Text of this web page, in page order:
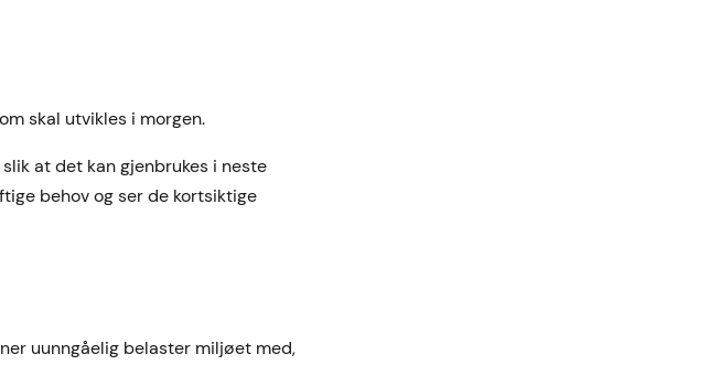
skal utvikles i morgen.
at det kan gjenbrukes i neste
behov og ser de kortsiktige
uunngåelig belaster miljøet med,